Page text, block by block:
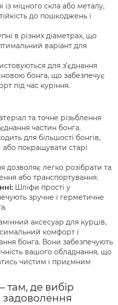
із міцного скла або металу,
до пошкоджень і
в різних діаметрах, що
варіант для
для з’єднання
бонга, що забезпечує
під час куріння.
та точне різьблення
частин бонга.
для більшості бонгів,
покращувати старі
дозволяє легко розібрати та
або транспортування.
Шліфи прості у
зручне і герметичне
аксесуар для курців,
комфорт і
бонга. Вони забезпечують
вашого обладнання, що
чистим і приємним
там, де вибір
задоволення